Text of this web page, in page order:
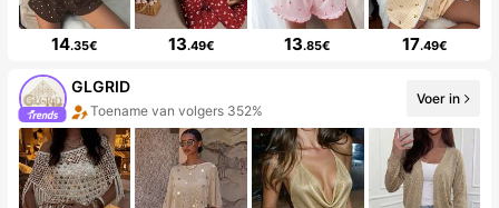
14.35€ 13.49€ 13.85€ 17.49€
GLGRID
5 Nieuw
Voer in